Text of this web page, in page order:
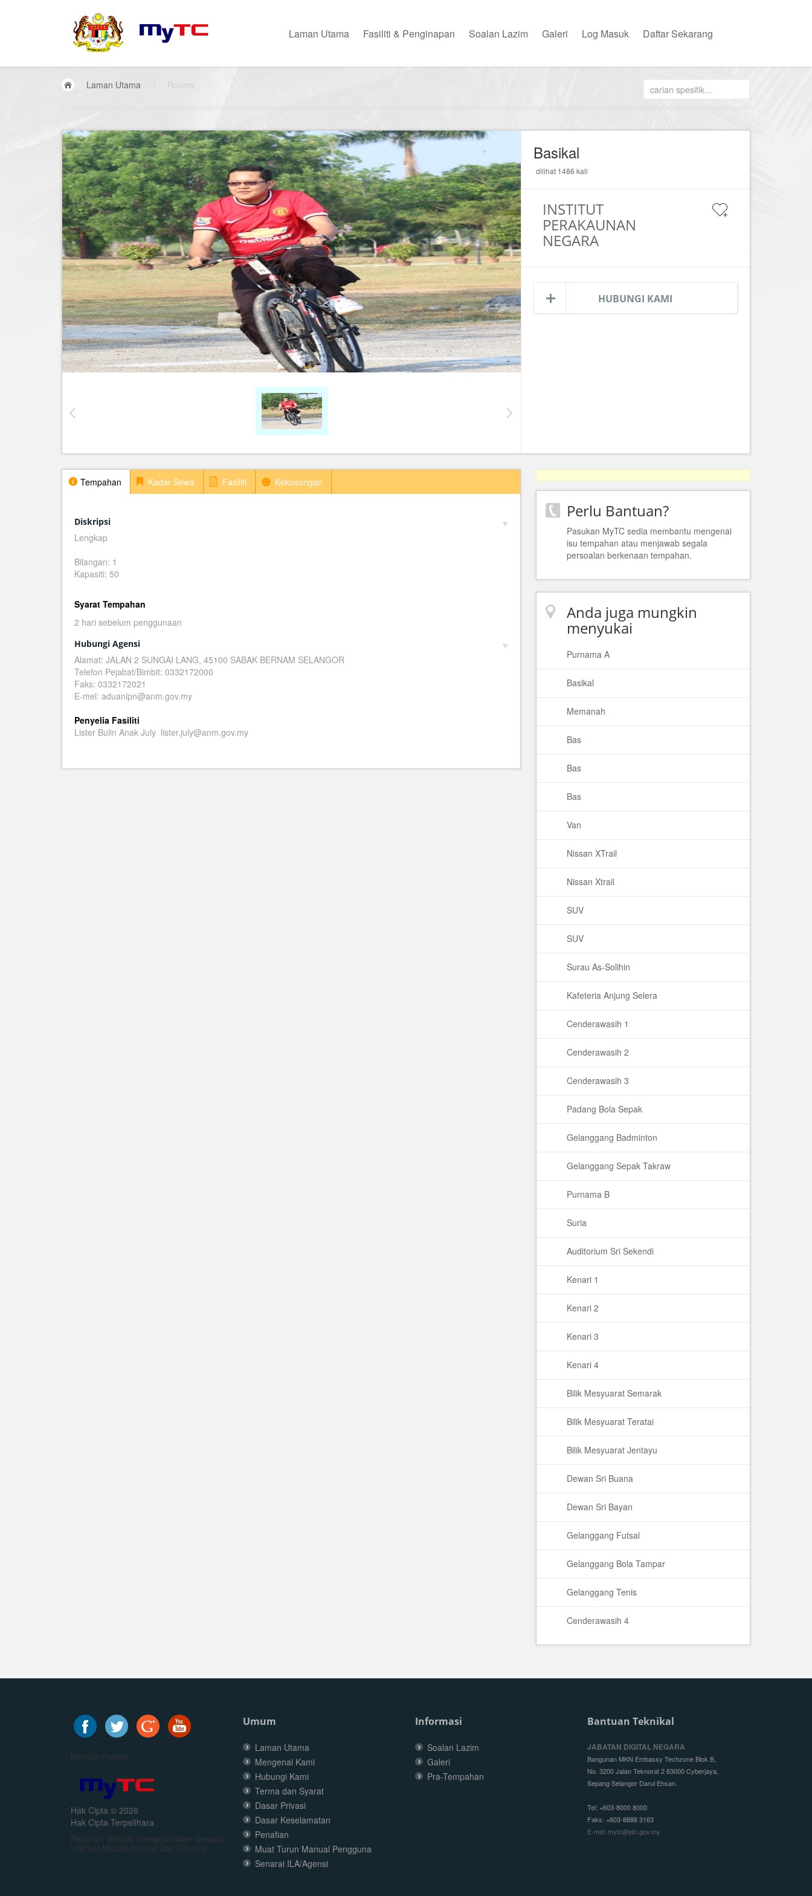
Laman Utama Fasiliti & Penginapan Soalan Lazim Galeri Log Masuk Daftar Sekarang
Laman Utama Rooms
Basikal
dilihat 1486 kali
INSTITUT
PERAKAUNAN
NEGARA
HUBUNGI KAMI
Tempahan Kadar Sewa Fasiliti Kekosongan
Diskripsi
Lengkap
Bilangan: 1
Kapasiti: 50
Syarat Tempahan
2 hari sebelum penggunaan
Hubungi Agensi
Alamat: JALAN 2 SUNGAI LANG, 45100 SABAK BERNAM SELANGOR
Telefon Pejabat/Bimbit: 0332172000
Faks: 0332172021
E-mel: aduanipn@anm.gov.my
Penyelia Fasiliti
Lister Bulin Anak July lister.july@anm.gov.my
Perlu Bantuan?
Pasukan MyTC sedia membantu mengenai
isu tempahan atau menjawab segala
persoalan berkenaan tempahan.
Anda juga mungkin
menyukai
Purnama A
Basikal
Memanah
Bas
Bas
Bas
Van
Nissan XTrail
Nissan Xtrail
SUV
SUV
Surau As-Solihin
Kafeteria Anjung Selera
Cenderawasih 1
Cenderawasih 2
Cenderawasih 3
Padang Bola Sepak
Gelanggang Badminton
Gelanggang Sepak Takraw
Purnama B
Suria
Auditorium Sri Sekendi
Kenari 1
Kenari 2
Kenari 3
Kenari 4
Bilik Mesyuarat Semarak
Bilik Mesyuarat Teratai
Bilik Mesyuarat Jentayu
Dewan Sri Buana
Dewan Sri Bayan
Gelanggang Futsal
Gelanggang Bola Tampar
Gelanggang Tenis
Cenderawasih 4
Bilangan Pelawat
Hak Cipta © 2026
Hak Cipta Terpelihara
Paparan terbaik menggunakan pelayar
internet Mozilla Firefox dan Chrome
Umum
Laman Utama
Mengenai Kami
Hubungi Kami
Terma dan Syarat
Dasar Privasi
Dasar Keselamatan
Penafian
Muat Turun Manual Pengguna
Senarai ILA/Agensi
Informasi
Soalan Lazim
Galeri
Pra-Tempahan
Bantuan Teknikal
JABATAN DIGITAL NEGARA
Bangunan MKN Embassy Techzone Blok B,
No. 3200 Jalan Teknorat 2 63000 Cyberjaya,
Sepang Selangor Darul Ehsan.
Tel: +603-8000 8000
Faks: +603-8888 3163
E-mel: mytc@jdn.gov.my